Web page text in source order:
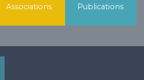
Associations Publications